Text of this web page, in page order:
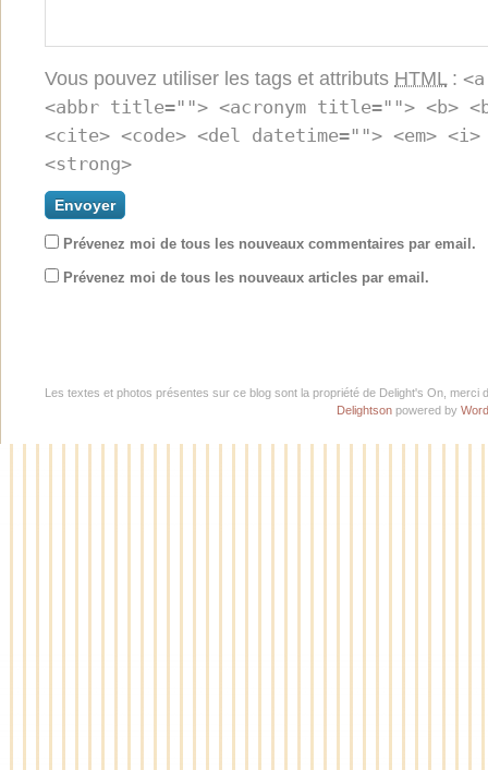
Vous pouvez utiliser les tags et attributs HTML:
<abbr title=""> <acronym title=""> <b>
<cite> <code> <del datetime=""> <em>
<strong>
Prévenez moi de tous les nouveaux commentaires par email.
Prévenez moi de tous les nouveaux articles par email.
Les textes et photos présentes sur ce blog sont la propriété de Delight's On,
Delightson powered by